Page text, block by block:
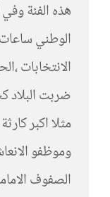
هذه الفئة
الوطني
الانتخابات
ضربت البلاد
مثلا اكبر
وموظفو
الصفوف